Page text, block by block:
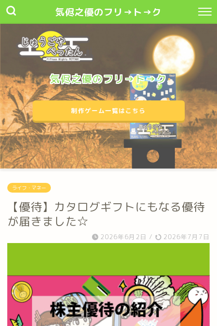
気侭之優のフリ→ト→ク
気侭之優のフリ→ト→ク
制作ゲーム一覧はこちら
ライフ・マネー
【優待】カタログギフトにもなる優待
が届きました☆
2026年6月2日 / 2026年7月7日